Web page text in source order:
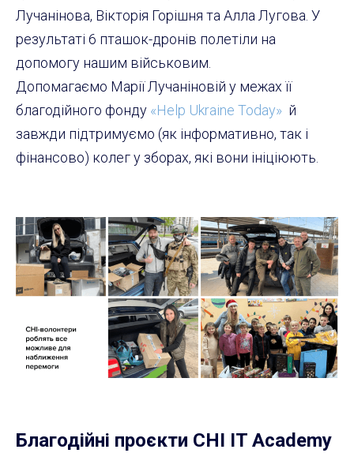
Лучанінова, Вікторія Горішня та Алла Лугова. У
результаті 6 пташок-дронів полетіли на
допомогу нашим військовим.
Допомагаємо Марії Лучаніновій у межах її
благодійного фонду «Help Ukraine Today» й
завжди підтримуємо (як інформативно, так і
фінансово) колег у зборах, які вони ініціюють.
Благодійні проєкти CHI IT Academy